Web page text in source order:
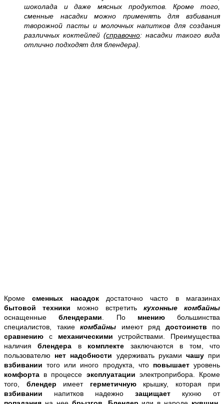
шоколада и даже мясных продуктов. Кроме того,
сменные насадки можно применять для взбивания
творожной пасты и молочных напитков для создания
различных коктейлей (справочно: насадки такого вида
отлично подходят для блендера).
Кромесменных насадокдостаточно часто в магазинах
бытовой техники можно встретить кухонные комбайны
оснащенныеблендерами . По мнению большинства
специалистов, такие комбайны имеют ряд достоинств по
сравнению с механическимиустройствами. Преимущества
наличияблендера в комплекте заключаются в том, что
пользователю нет надобности удерживать руками чашу при
взбиваниитого или иного продукта, что повышаетуровень
комфорта в процессе эксплуатации электроприбора. Кроме
того, блендер имеет герметичную крышку, которая при
взбивании напитков надежно защищает кухню от